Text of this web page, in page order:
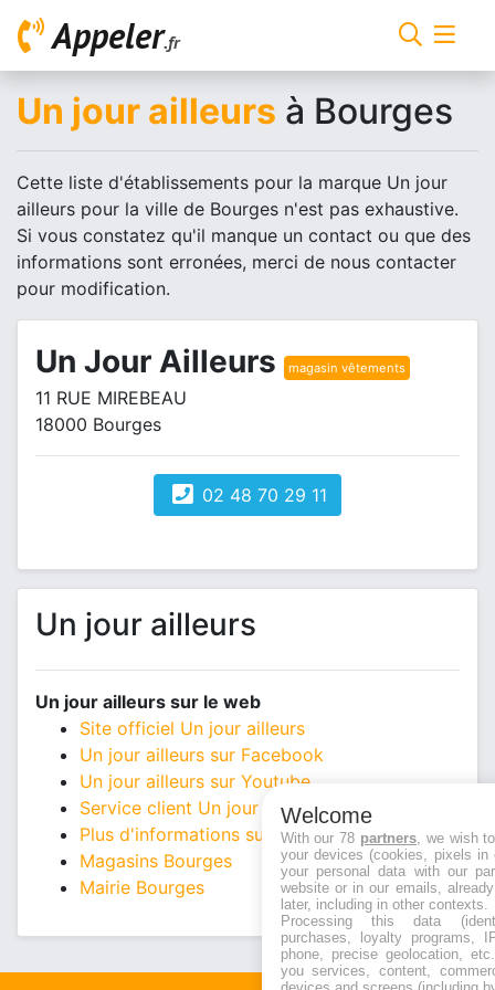
Appeler.fr
Un jour ailleurs à Bourges
Cette liste d'établissements pour la marque Un jour
ailleurs pour la ville de Bourges n'est pas exhaustive.
Si vous constatez qu'il manque un contact ou que des
informations sont erronées, merci de nous contacter
pour modification.
Un Jour Ailleurs magasin vêtements
11 RUE MIREBEAU
18000 Bourges
02 48 70 29 11
Un jour ailleurs
Un jour ailleurs sur le web
Site officiel Un jour ailleurs
Un jour ailleurs sur Facebook
Un jour ailleurs sur Youtube
Service client Un jour ailleurs
Plus d'informations sur Un jour ailleurs
Magasins Bourges
Mairie Bourges
Welcome
With our 78 partners, we wish
your devices (cookies, pixels
your personal data with our
website or in our emails,
later, including in other contexts.
Processing this data
purchases, loyalty programs,
phone, precise geolocation,
you services, content,
devices and screens (including